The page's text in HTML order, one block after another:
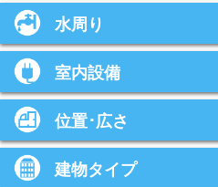
水周り
室内設備
位置･広さ
建物タイプ